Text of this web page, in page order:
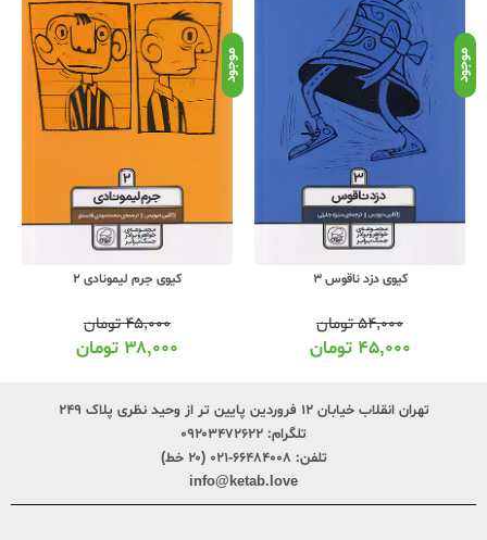
موجود
کیوی دزد ناقوس 3
۵۴,۰۰۰تومان
۴۵,۰۰۰ تومان
موجود
کیوی جرم لیمونادی 2
۴۵,۰۰۰تومان
۳۸,۰۰۰ تومان
تهران انقلاب خیابان ۱۲ فروردین پایین تر از وحید نظری پلاک ۲۴۹
تلگرام: ۰۹۲۰۳۴۷۲۶۲۲
تلفن: ۶۶۴۸۴۰۰۸-۰۲۱ (۲۰ خط)
info@ketab.love